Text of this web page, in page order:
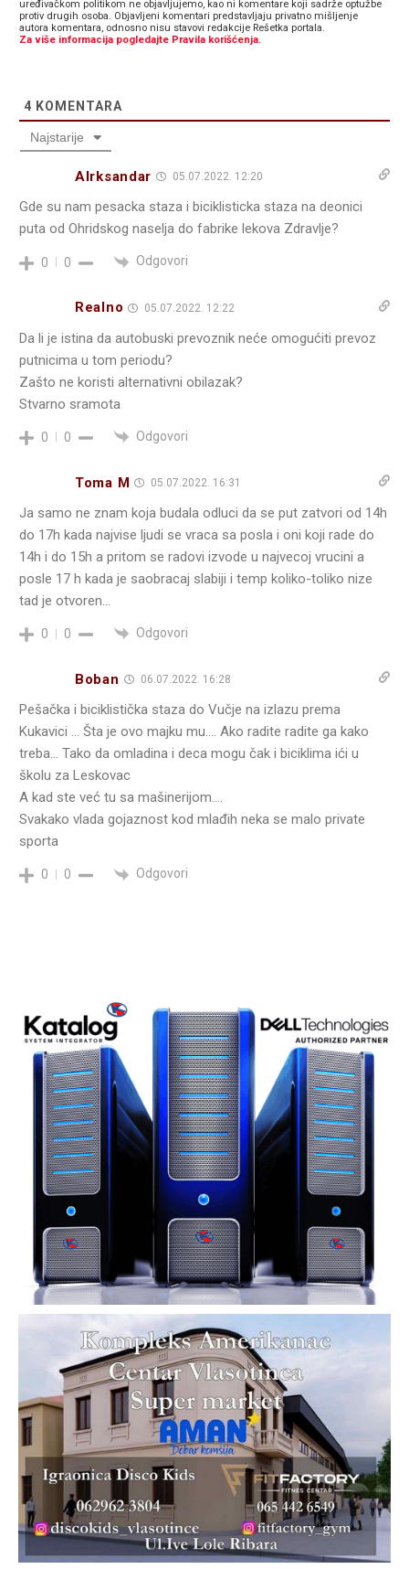
uređivačkom politikom ne objavljujemo, kao ni komentare koji sadrže optužbe
protiv drugih osoba. Objavljeni komentari predstavljaju privatno mišljenje
autora komentara, odnosno nisu stavovi redakcije Rešetka portala.
Za više informacija pogledajte Pravila korišćenja.
4 KOMENTARA
Najstarije
Alrksandar 05.07.2022. 12:20
Gde su nam pesacka staza i biciklisticka staza na deonici
puta od Ohridskog naselja do fabrike lekova Zdravlje?
0 0 Odgovori
Realno 05.07.2022. 12:22
Da li je istina da autobuski prevoznik neće omogućiti prevoz
putnicima u tom periodu?
Zašto ne koristi alternativni obilazak?
Stvarno sramota
0 0 Odgovori
Toma M 05.07.2022. 16:31
Ja samo ne znam koja budala odluci da se put zatvori od 14h
do 17h kada najvise ljudi se vraca sa posla i oni koji rade do
14h i do 15h a pritom se radovi izvode u najvecoj vrucini a
posle 17 h kada je saobracaj slabiji i temp koliko-toliko nize
tad je otvoren…
0 0 Odgovori
Boban 06.07.2022. 16:28
Pešačka i biciklistička staza do Vučje na izlazu prema
Kukavici … Šta je ovo majku mu…. Ako radite radite ga kako
treba… Tako da omladina i deca mogu čak i biciklima ići u
školu za Leskovac
A kad ste već tu sa mašinerijom….
Svakako vlada gojaznost kod mlađih neka se malo private
sporta
0 0 Odgovori